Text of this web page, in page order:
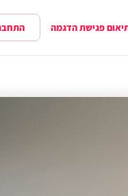
פגישת הדגמה